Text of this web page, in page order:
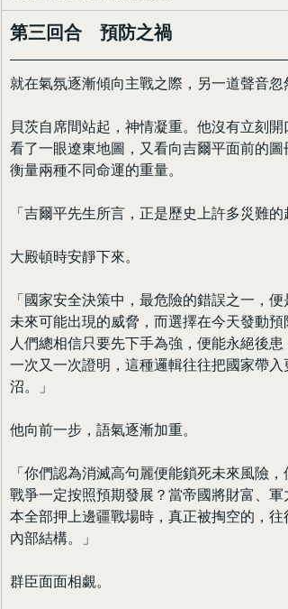
第三回合　預防之禍
就在氣氛逐漸傾向主戰之際，另一道聲音忽
貝茨自席間站起，神情凝重。他沒有立刻開
看了一眼遼東地圖，又看向吉爾平面前的圖
衡量兩種不同命運的重量。
「吉爾平先生所言，正是歷史上許多災難的
大殿頓時安靜下來。
「國家安全決策中，最危險的錯誤之一，便
未來可能出現的威脅，而選擇在今天發動預
人們總相信只要先下手為強，便能永絕後患
一次又一次證明，這種邏輯往往把國家帶入
沼。」
他向前一步，語氣逐漸加重。
「你們認為消滅高句麗便能鎖死未來風險，
戰爭一定按照預期發展？當帝國將財富、軍
本全部押上邊疆戰場時，真正被掏空的，往
內部結構。」
群臣面面相覷。